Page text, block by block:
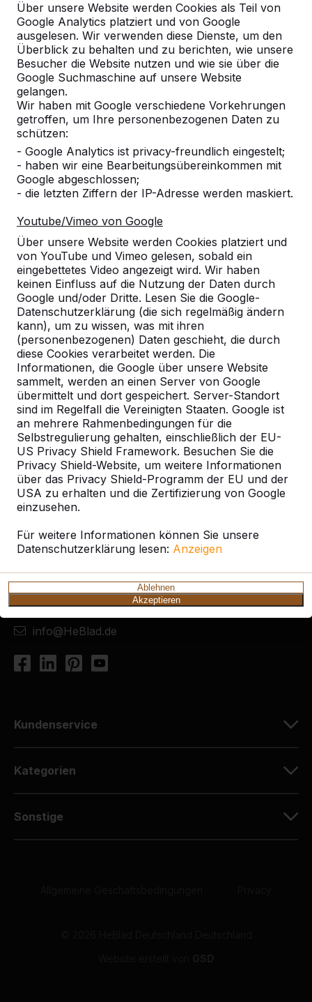
Über unsere Website werden Cookies als Teil von
Google Analytics platziert und von Google
ausgelesen. Wir verwenden diese Dienste, um den
Überblick zu behalten und zu berichten, wie unsere
Besucher die Website nutzen und wie sie über die
Google Suchmaschine auf unsere Website
gelangen.
Wir haben mit Google verschiedene Vorkehrungen
getroffen, um Ihre personenbezogenen Daten zu
schützen:
- Google Analytics ist privacy-freundlich eingestelt;
- haben wir eine Bearbeitungsübereinkommen mit
Google abgeschlossen;
- die letzten Ziffern der IP-Adresse werden maskiert.
Youtube/Vimeo von Google
Über unsere Website werden Cookies platziert und
von YouTube und Vimeo gelesen, sobald ein
eingebettetes Video angezeigt wird. Wir haben
keinen Einfluss auf die Nutzung der Daten durch
Google und/oder Dritte. Lesen Sie die Google-
Datenschutzerklärung (die sich regelmäßig ändern
kann), um zu wissen, was mit ihren
(personenbezogenen) Daten geschieht, die durch
diese Cookies verarbeitet werden. Die
Informationen, die Google über unsere Website
sammelt, werden an einen Server von Google
übermittelt und dort gespeichert. Server-Standort
sind im Regelfall die Vereinigten Staaten. Google ist
an mehrere Rahmenbedingungen für die
Selbstregulierung gehalten, einschließlich der EU-
US Privacy Shield Framework. Besuchen Sie die
Privacy Shield-Website, um weitere Informationen
über das Privacy Shield-Programm der EU und der
USA zu erhalten und die Zertifizierung von Google
einzusehen.
Für weitere Informationen können Sie unsere
Datenschutzerklärung lesen: Anzeigen
Ablehnen
Akzeptieren
Referenzen
Unsere Produkte finden Sie in ganz Europa
und darüber hinaus. Sehen Sie hier, wo Sie
ein HeBlad-Produkt in Ihrer Nähe finden.
Produkt
Alles anzeigen
Kategorie
Alles anzeigen
Ort oder Postleitzahl suchen
Kontakt
HeBlad Deutschland
Diekerstraße 97
Deutschland
info@HeBlad.de
Kundenservice
Kategorien
Sonstige